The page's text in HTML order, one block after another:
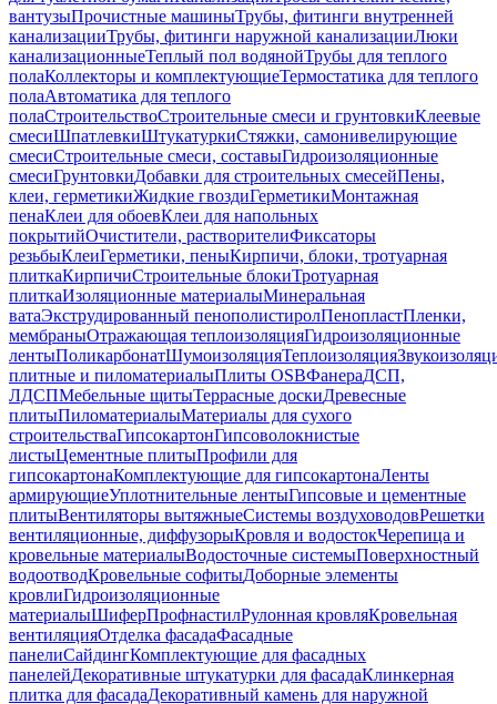
вантузыПрочистные машиныТрубы, фитинги внутренней
канализацииТрубы, фитинги наружной канализацииЛюки
канализационныеТеплый пол водянойТрубы для теплого
полаКоллекторы и комплектующиеТермостатика для теплого
полаАвтоматика для теплого
полаСтроительствоСтроительные смеси и грунтовкиКлеевые
смесиШпатлевкиШтукатуркиСтяжки, самонивелирующие
смесиСтроительные смеси, составыГидроизоляционные
смесиГрунтовкиДобавки для строительных смесейПены,
клеи, герметикиЖидкие гвоздиГерметикиМонтажная
пенаКлеи для обоевКлеи для напольных
покрытийОчистители, растворителиФиксаторы
резьбыКлеиГерметики, пеныКирпичи, блоки, тротуарная
плиткаКирпичиСтроительные блокиТротуарная
плиткаИзоляционные материалыМинеральная
ватаЭкструдированный пенополистиролПенопластПленки,
мембраныОтражающая теплоизоляцияГидроизоляционные
лентыПоликарбонатШумоизоляцияТеплоизоляция
плитные и пиломатериалыПлиты OSBФанераДСП,
ЛДСПМебельные щитыТеррасные доскиДревесные
плитыПиломатериалыМатериалы для сухого
строительстваГипсокартонГипсоволокнистые
листыЦементные плитыПрофили для
гипсокартонаКомплектующие для гипсокартонаЛенты
армирующиеУплотнительные лентыГипсовые и цементные
плитыВентиляторы вытяжныеСистемы воздуховодовРешетки
вентиляционные, диффузорыКровля и водостокЧерепица и
кровельные материалыВодосточные системыПоверхностный
водоотводКровельные софитыДоборные элементы
кровлиГидроизоляционные
материалыШиферПрофнастилРулонная кровляКровельная
вентиляцияОтделка фасадаФасадные
панелиСайдингКомплектующие для фасадных
панелейДекоративные штукатурки для фасадаКлинкерная
плитка для фасадаДекоративный камень для наружной